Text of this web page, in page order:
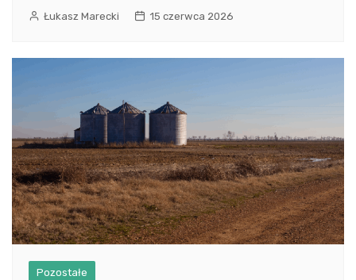
Łukasz Marecki 15 czerwca 2026
Pozostałe